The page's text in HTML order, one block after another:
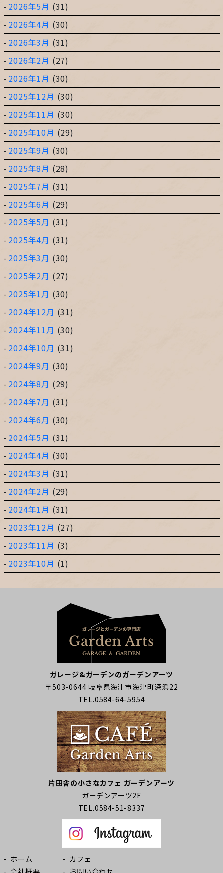
2026年5月 (31)
2026年4月 (30)
2026年3月 (31)
2026年2月 (27)
2026年1月 (30)
2025年12月 (30)
2025年11月 (30)
2025年10月 (29)
2025年9月 (30)
2025年8月 (28)
2025年7月 (31)
2025年6月 (29)
2025年5月 (31)
2025年4月 (31)
2025年3月 (30)
2025年2月 (27)
2025年1月 (30)
2024年12月 (31)
2024年11月 (30)
2024年10月 (31)
2024年9月 (30)
2024年8月 (29)
2024年7月 (31)
2024年6月 (30)
2024年5月 (31)
2024年4月 (30)
2024年3月 (31)
2024年2月 (29)
2024年1月 (31)
2023年12月 (27)
2023年11月 (3)
2023年10月 (1)
ガレージ&ガーデンのガーデンアーツ
〒503-0644 岐阜県海津市海津町深浜22
TEL.0584-64-5954
片田舎の小さなカフェ ガーデンアーツ
ガーデンアーツ2F
TEL.0584-51-8337
ホーム
会社概要
カフェ
お問い合わせ